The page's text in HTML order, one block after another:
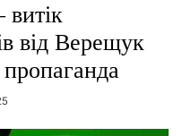
від Верещук